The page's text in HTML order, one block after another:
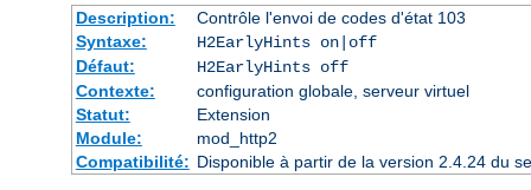
Description:
Contrôle l'envoi de codes d'état 103
Syntaxe:
H2EarlyHints on|off
Défaut:
H2EarlyHints off
Contexte:
configuration globale, serveur virtuel
Statut:
Extension
Module:
mod_http2
Compatibilité: Disponible à partir de la version 2.4.24 du